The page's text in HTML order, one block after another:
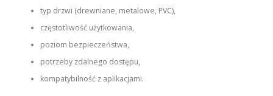
typ drzwi (drewniane, metalowe, PVC),
częstotliwość użytkowania,
poziom bezpieczeństwa,
potrzeby zdalnego dostępu,
kompatybilność z aplikacjami.